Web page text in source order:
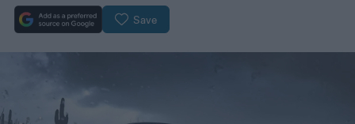
Save